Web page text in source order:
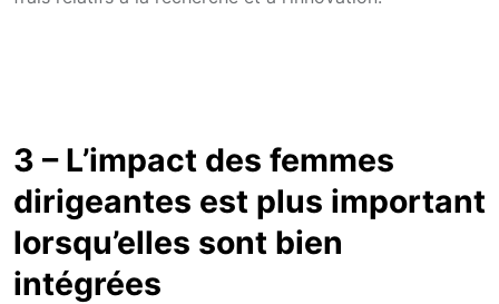
3 – L’impact des femmes
dirigeantes est plus important
lorsqu’elles sont bien
intégrées